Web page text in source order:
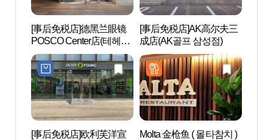
[事后免税店]德黑兰眼镜
POSCO Center店(테헤란
안경 포스코센터점)
[事后免税店]AK高尔夫三
成店(AK골프 삼성점)
[事后免税店]欧利芙洋宣
Molta 金枪鱼 ( 몰타참치 )